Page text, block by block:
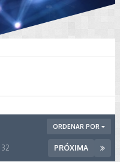
ORDENAR POR
PRÓXIMA